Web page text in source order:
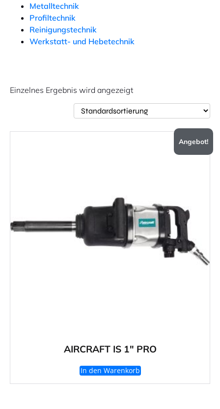
Metalltechnik
Profiltechnik
Reinigungstechnik
Werkstatt- und Hebetechnik
Einzelnes Ergebnis wird angezeigt
Angebot!
AIRCRAFT IS 1″ PRO
In den Warenkorb